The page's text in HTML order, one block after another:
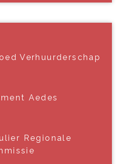
Verhuurderschap
Aedes
Regionale